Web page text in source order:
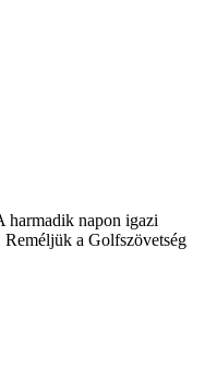
harmadik napon igazi
Reméljük a Golfszövetség